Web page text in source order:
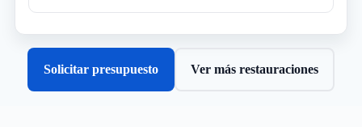
Solicitar presupuesto Ver más restauraciones